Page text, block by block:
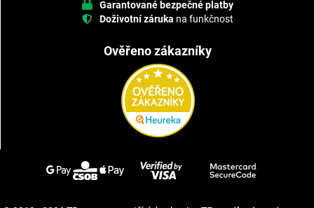
Garantované bezpečné platby
Doživotní záruka na funkčnost
Ověřeno zákazníky